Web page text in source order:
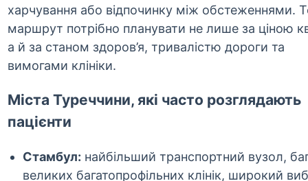
харчування або відпочинку між обстеженнями.
маршрут потрібно планувати не лише за ціною
а й за станом здоров’я, тривалістю дороги та
вимогами клініки.
Міста Туреччини, які часто розглядають
пацієнти
Стамбул: найбільший транспортний вузол,
великих багатопрофільних клінік, широкий